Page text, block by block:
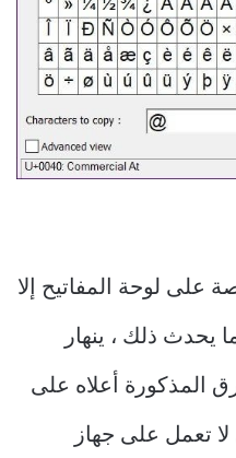
على لوحة المفاتيح إلا
يحدث ذلك ، ينهار
المذكورة أعلاه على
تعمل على جهاز